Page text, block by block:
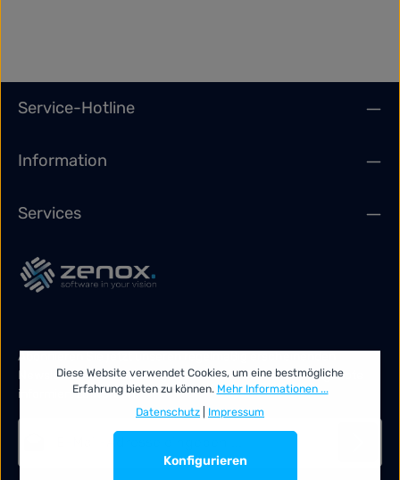
Service-Hotline
Information
Services
Abonnieren Sie jetzt unseren regelmäßig erscheinenden
Newsletter, um rechtzeitig über neue Produkte und Angebote
informiert zu werden.
E-Mail-Adresse*
Diese Website verwendet Cookies, um eine bestmögliche
Erfahrung bieten zu können. Mehr Informationen ...
Datenschutz
Impressum
Konfigurieren